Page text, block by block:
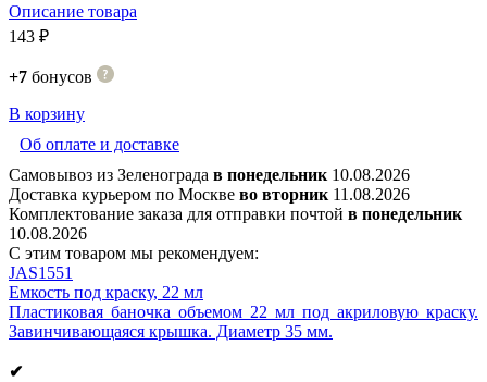
Описание товара
143 ₽
+7 бонусов
В корзину
Об оплате и доставке
Самовывоз из Зеленограда в понедельник 10.08.2026
Доставка курьером по Москве во вторник 11.08.2026
Комплектование заказа для отправки почтой в понедельник
10.08.2026
С этим товаром мы рекомендуем:
JAS1551
Емкость под краску, 22 мл
Пластиковая баночка объемом 22 мл под акриловую краску.
Завинчивающаяся крышка. Диаметр 35 мм.
✔